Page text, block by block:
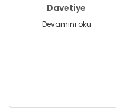
Davetiye
Devamını oku